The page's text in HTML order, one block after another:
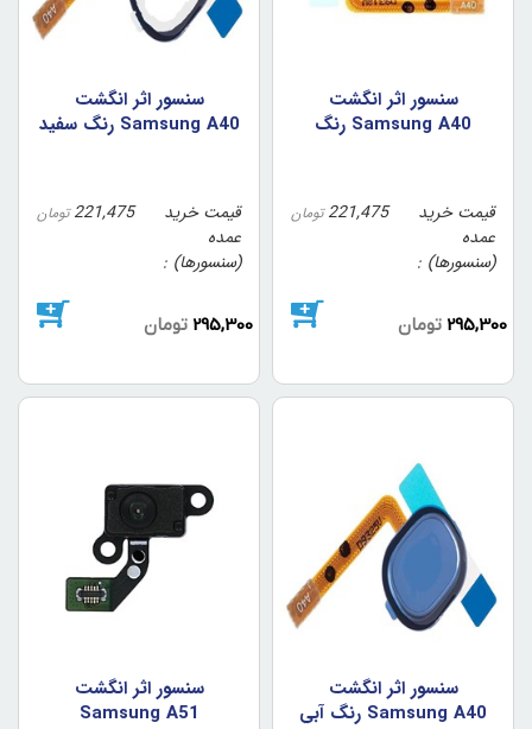
سنسور اثر انگشت
Samsung A40 رنگ
قیمت خرید
عمده
(سنسورها)
221,475 تومان
295,300 تومان
سنسور اثر انگشت
Samsung A40 رنگ سفيد
قیمت خرید
عمده
(سنسورها)
221,475 تومان
295,300 تومان
سنسور اثر انگشت
Samsung A40 رنگ آبي
سنسور اثر انگشت
Samsung A51